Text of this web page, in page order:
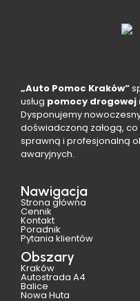
„Auto Pomoc Kraków”
usług pomocy drogowej
Dysponujemy
doświadczoną załogą,
sprawną i profesjonalną
awaryjnych.
Nawigacja
Strona główna
Cennik
Kontakt
Poradnik
Pytania klientów
Obszary
Kraków
Autostrada A4
Balice
Nowa Huta